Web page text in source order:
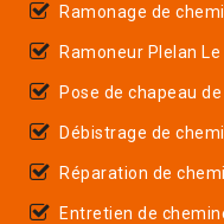
Ramonage de
Ramoneur Plelan
Pose de chapeau
Débistrage de
Réparation de
Entretien de